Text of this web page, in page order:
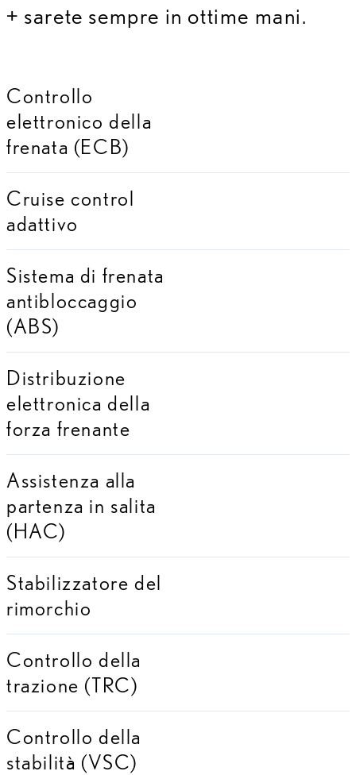
+ sarete sempre in ottime mani.
Controllo
elettronico della
frenata (ECB)
Cruise control
adattivo
Sistema di frenata
antibloccaggio
(ABS)
Distribuzione
elettronica della
forza frenante
Assistenza alla
partenza in salita
(HAC)
Stabilizzatore del
rimorchio
Controllo della
trazione (TRC)
Controllo della
stabilità (VSC)